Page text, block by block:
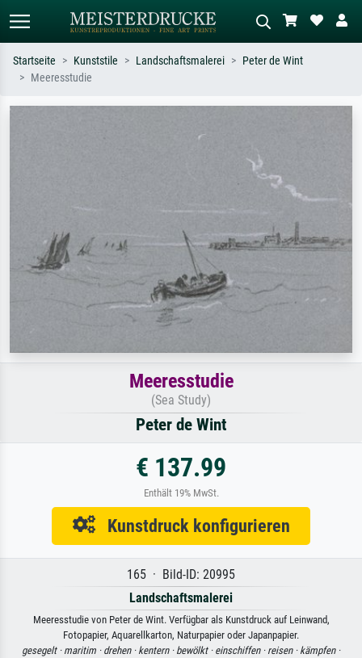
Wiese, Abstrakt mit viel Rot, Dunkles
Baum.
Startseite Kunststile Landschaftsmalerei
Peter de Wint
Meeresstudie
Meeresstudie
(Sea Study)
Peter de Wint
€ 137.99
Enthält 19% MwSt.
Kunstdruck konfigurieren
165 · Bild-ID: 20995
Landschaftsmalerei
Meeresstudie von Peter de Wint. Verfügbar als Kunstdruck auf Leinwand,
Fotopapier, Aquarellkarton, Naturpapier oder Japanpapier.
gesegelt · maritim · drehen · kentern · bewölkt · einschiffen · reisen · kämpfen ·